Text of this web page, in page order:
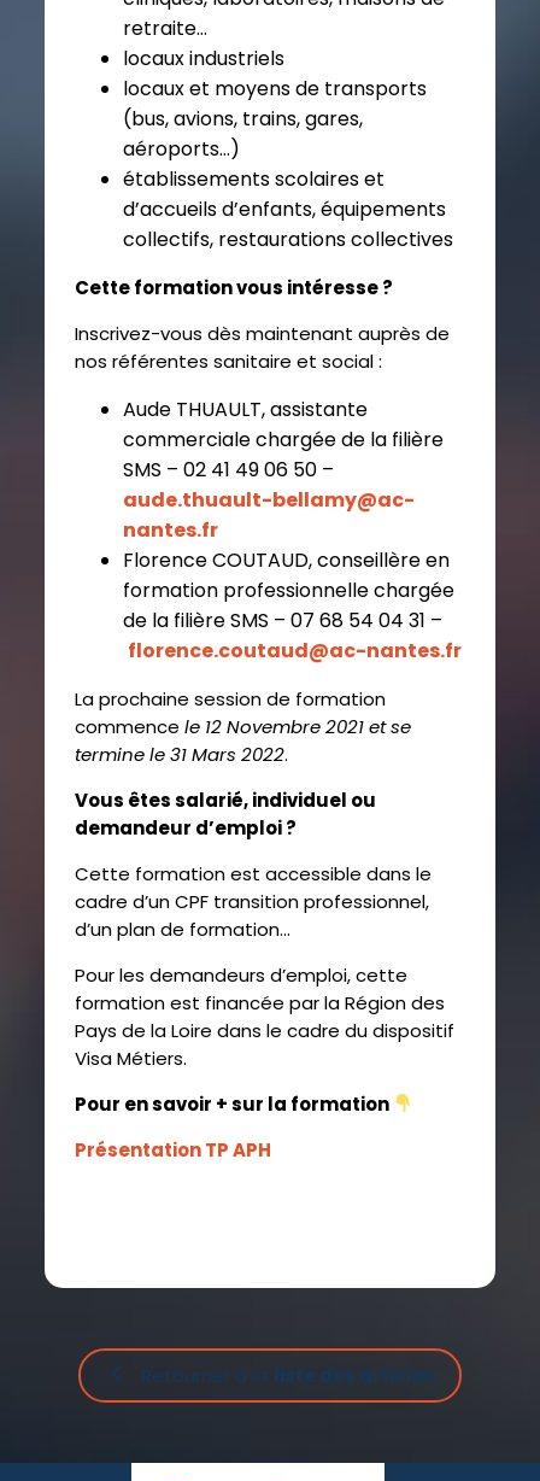
retraite…
locaux industriels
locaux et moyens de transports
(bus, avions, trains, gares,
aéroports…)
établissements scolaireset
d’accueils d’enfants, équipements
collectifs, restaurations collectives
Cette formation vous intéresse ?
Inscrivez-vous dès maintenant auprès de
nos référentes sanitaire et social :
Aude THUAULT, assistante
commerciale chargée de la filière
SMS – 02 41 49 06 50 –
aude.thuault-bellamy@ac-
nantes.fr
Florence COUTAUD, conseillère en
formation professionnelle chargée
de la filière SMS – 07 68 54 04 31 –
florence.coutaud@ac-nantes.fr
La prochaine session de formation
commencele 12 Novembre 2021 et se
termine le 31 Mars 2022.
Vous êtes salarié, individuel ou
demandeur d’emploi ?
Cette formation est accessible dans le
cadre d’un CPF transition professionnel,
d’un plan de formation…
Pour les demandeurs d’emploi, cette
formation est financée par la Région des
Pays de la Loire dans le cadre du dispositif
Visa Métiers.
Pour en savoir + sur la formation
Présentation TP APH
Retourner à la liste des articles